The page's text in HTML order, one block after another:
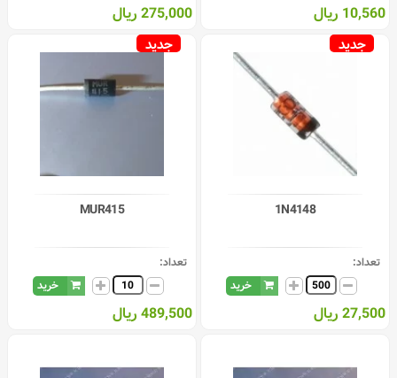
10,560 ریال 275,000 ریال
جدید
1N4148
تعداد:
خرید
27,500 ریال
جدید
MUR415
تعداد:
خرید
489,500 ریال